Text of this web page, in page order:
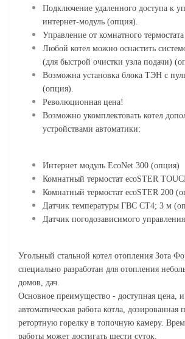
Подключение удаленного доступа к
интернет-модуль (опция).
Управление от комнатного
Любой котел можно оснастить
(для быстрой очистки узла подачи)
Возможна установка блока ТЭН с
(опция).
Революционная цена!
Возможно укомплектовать котел
устройствами автоматики:
Интернет модуль EcoNet 300 (опция)
Комнатный термостат ecoSTER
Комнатный термостат ecoSTER 200
Датчик температуры ГВС CT4; 3 м
Датчик погодозависимого
Угольный стальной котел отопления Зота
специально разработан для отопления
домов, дач.
Основное преимущество - доступная цена,
автоматическая работа котла, дозированная
ретортную горелку в топочную камеру.
работы может достигать шести суток.